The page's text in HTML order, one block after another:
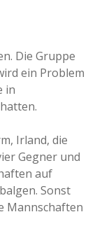
Die Gruppe
ein Problem
in
Irland, die
Gegner und
auf
Sonst
Mannschaften